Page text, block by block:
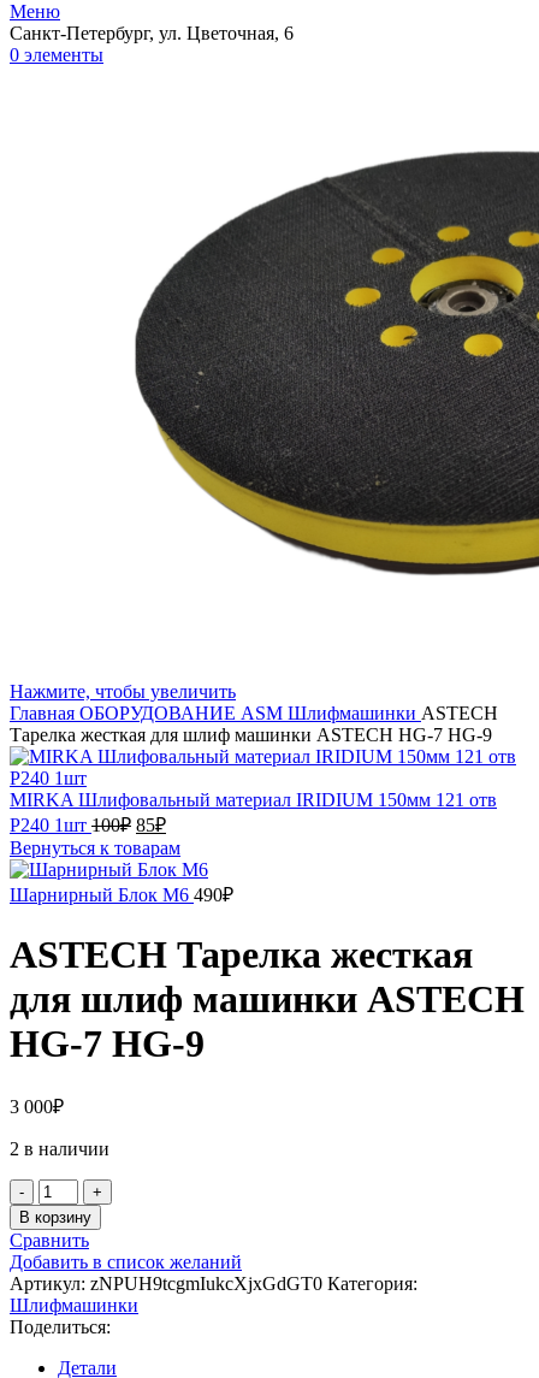
Меню
Санкт-Петербург, ул. Цветочная, 6
0 элементы
Нажмите, чтобы увеличить
Главная ОБОРУДОВАНИЕ ASM Шлифмашинки ASTECH
Тарелка жесткая для шлиф машинки ASTECH HG-7 HG-9
MIRKA Шлифовальный материал IRIDIUM 150мм 121 отв
Р240 1шт 100₽ Первоначальная
цена
составляла
100₽.
85₽Текущая
цена:
85₽.
Вернуться к товарам
Шарнирный Блок M6 490₽
ASTECH Тарелка жесткая
для шлиф машинки ASTECH
HG-7 HG-9
3 000₽
2 в наличии
Количество
товара
ASTECH
Тарелка
жесткая
для
шлиф
машинки
ASTECH
В корзину
Сравнить
Добавить в список желаний
Артикул: zNPUH9tcgmIukcXjxGdGT0 Категория:
Шлифмашинки
Поделиться:
Детали